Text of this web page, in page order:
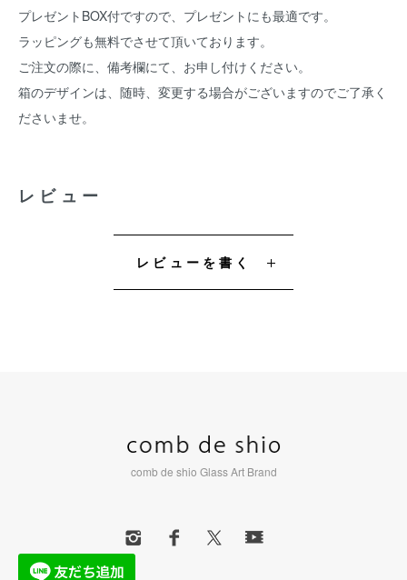
プレゼントBOX付ですので、プレゼントにも最適です。
ラッピングも無料でさせて頂いております。
ご注文の際に、備考欄にて、お申し付けください。
箱のデザインは、随時、変更する場合がございますのでご了承く
ださいませ。
レビュー
レビューを書く
comb de shio Glass Art Brand